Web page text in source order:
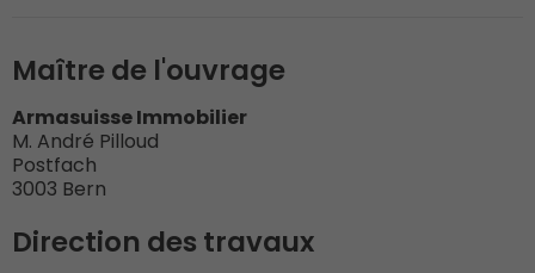
Maître de l'ouvrage
Armasuisse Immobilier
M. André Pilloud
Postfach
3003 Bern
Direction des travaux